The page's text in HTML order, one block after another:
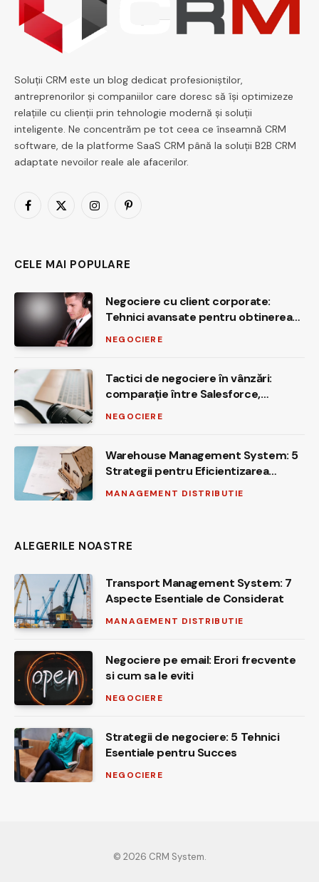
Soluții CRM este un blog dedicat profesioniștilor,
antreprenorilor și companiilor care doresc să își optimizeze
relațiile cu clienții prin tehnologie modernă și soluții
inteligente. Ne concentrăm pe tot ceea ce înseamnă CRM
software, de la platforme SaaS CRM până la soluții B2B CRM
adaptate nevoilor reale ale afacerilor.
Facebook
X
InstagramPinterest
CELE MAI POPULARE
Negociere cu client corporate:
Tehnici avansate pentru obtinerea
celor mai bune oferte
NEGOCIERE
Tactici de negociere în vânzări:
comparație între Salesforce,
HubSpot, Dynamics 365, Zoho și
NEGOCIERE
Warehouse Management System: 5
Strategii pentru Eficientizarea
Operatiunilor
MANAGEMENT DISTRIBUTIE
ALEGERILE NOASTRE
Transport Management System: 7
Aspecte Esentiale de Considerat
MANAGEMENT DISTRIBUTIE
Negociere pe email: Erori frecvente
si cum sa le eviti
NEGOCIERE
Strategii de negociere: 5 Tehnici
Esentiale pentru Succes
NEGOCIERE
© 2026 CRM System.